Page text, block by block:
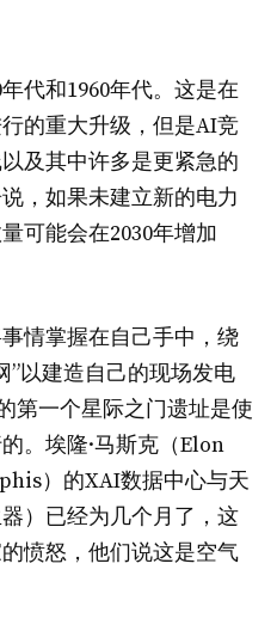
代和1960年代。这是在
的重大升级，但是AI竞
及其中许多是更紧急的
，如果未建立新的电力
可能会在2030年增加
情掌握在自己手中，绕
”以建造自己的现场发电
第一个星际之门遗址是使
。埃隆·马斯克（Elon
）的XAI数据中心与天
）已经为几个月了，这
愤怒，他们说这是空气